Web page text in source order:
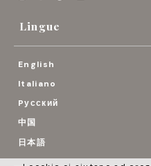
Lingue
English
Italiano
Pусский
中国
日本語